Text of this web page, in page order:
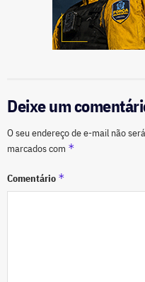
Deixe um
O seu endereço de e-mail não
marcados com *
Comentário *